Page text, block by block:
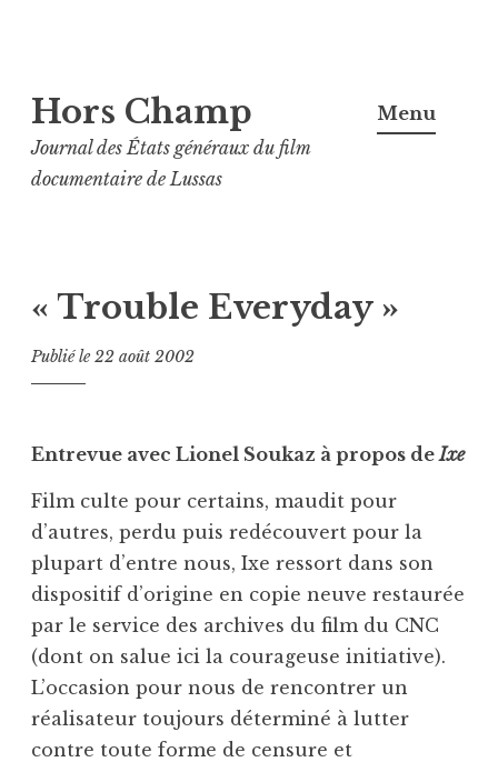
au
contenu
principal
Hors Champ
Journal des États généraux du film
documentaire de Lussas
Menu
« Trouble Everyday »
Publié le22 août 2002
Entrevue avec Lionel Soukaz à propos de Ixe
Film culte pour certains, maudit pour
d’autres, perdu puis redécouvert pour la
plupart d’entre nous, Ixe ressort dans son
dispositif d’origine en copie neuve restaurée
par le service des archives du film du CNC
(dont on salue ici la courageuse initiative).
L’occasion pour nous de rencontrer un
réalisateur toujours déterminé à lutter
contre toute forme de censure et